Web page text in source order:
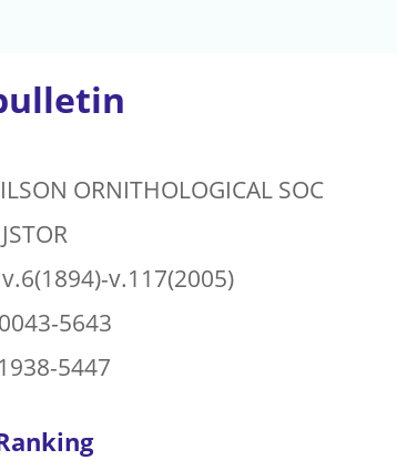
ORNITHOLOGICAL SOC
JSTOR
v.6(1894)-v.117(2005)
0043-5643
1938-5447